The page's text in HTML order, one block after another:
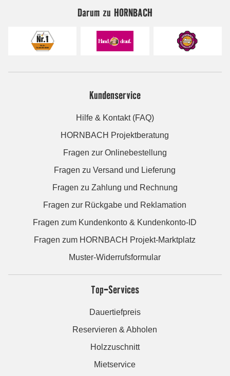
Darum zu HORNBACH
Kundenservice
Hilfe & Kontakt (FAQ)
HORNBACH Projektberatung
Fragen zur Onlinebestellung
Fragen zu Versand und Lieferung
Fragen zu Zahlung und Rechnung
Fragen zur Rückgabe und Reklamation
Fragen zum Kundenkonto & Kundenkonto-ID
Fragen zum HORNBACH Projekt-Marktplatz
Muster-Widerrufsformular
Top-Services
Dauertiefpreis
Reservieren & Abholen
Holzzuschnitt
Mietservice